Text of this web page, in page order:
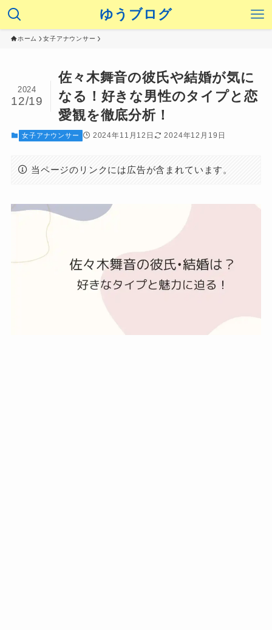
ゆうブログ
ホーム 女子アナウンサー
佐々木舞音の彼氏や結婚が気に
なる！好きな男性のタイプと恋
愛観を徹底分析！
2024
12/19
女子アナウンサー 2024年11月12日 2024年12月19日
当ページのリンクには広告が含まれています。